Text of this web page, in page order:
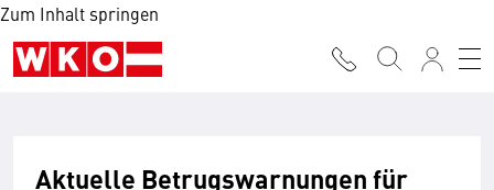
Zum Inhalt springen
Aktuelle Betrugs­warnungen für